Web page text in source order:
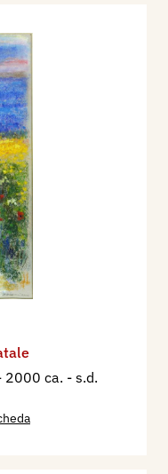
2000 ca. - s.d.